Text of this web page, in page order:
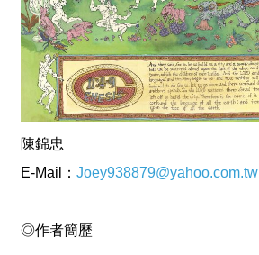
回
導
覽
c
陳錦忠
E-Mail： Joey938879@yahoo.com.tw
◎作者簡歷